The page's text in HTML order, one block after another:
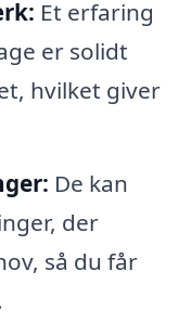
Et erfaring
er solidt
hvilket giver
De kan
der
så du får